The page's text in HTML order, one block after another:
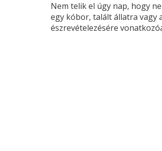
Nem telik el úgy nap, hogy
egy kóbor, talált állatra vagy
észrevételezésére